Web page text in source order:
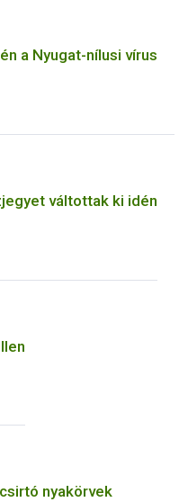
a Nyugat-nílusi vírus
váltottak ki idén
nyakörvek